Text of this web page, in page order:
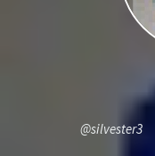
@silvester3